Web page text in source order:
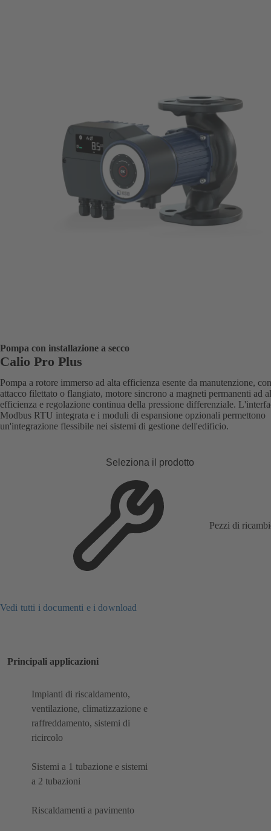
Pompa con installazione a secco
Calio Pro Plus
Pompa a rotore immerso ad alta efficienza esente da manutenzione, con
attacco filettato o flangiato, motore sincrono a magneti permanenti ad
efficienza e regolazione continua della pressione differenziale.
Modbus RTU integrata e i moduli di espansione opzionali permettono
un'integrazione flessibile nei sistemi di gestione dell'edificio.
Seleziona il prodotto
Pezzi di
Vedi tutti i documenti e i download
Principali applicazioni
Impianti di riscaldamento,
ventilazione, climatizzazione e
raffreddamento, sistemi di
ricircolo
Sistemi a 1 tubazione e sistemi
a 2 tubazioni
Riscaldamenti a pavimento